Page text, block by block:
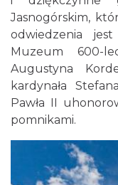
Jasnogórskim,
odwiedzenia
Muzeum 600-
Augustyna
kardynała
Pawła II
pomnikami.